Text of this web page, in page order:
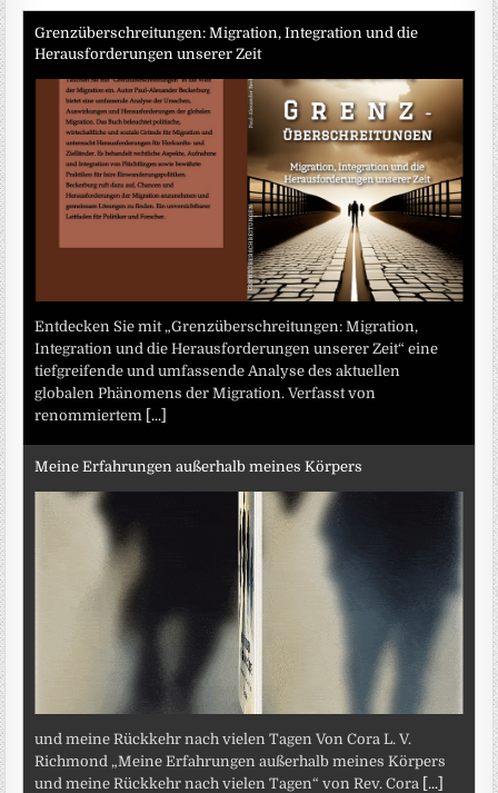
Grenzüberschreitungen: Migration, Integration und die
Herausforderungen unserer Zeit
Entdecken Sie mit „Grenzüberschreitungen: Migration,
Integration und die Herausforderungen unserer Zeit“ eine
tiefgreifende und umfassende Analyse des aktuellen
globalen Phänomens der Migration. Verfasst von
renommiertem
[...]
Meine Erfahrungen außerhalb meines Körpers
und meine Rückkehr nach vielen Tagen Von Cora L. V.
Richmond „Meine Erfahrungen außerhalb meines Körpers
und meine Rückkehr nach vielen Tagen“ von Rev. Cora
[...]